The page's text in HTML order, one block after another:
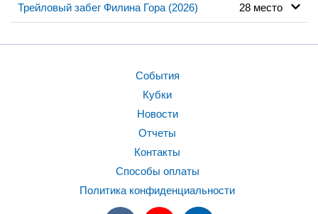
Трейловый забег Филина Гора (2026) 28 место
События
Кубки
Новости
Отчеты
Контакты
Способы оплаты
Политика конфиденциальности